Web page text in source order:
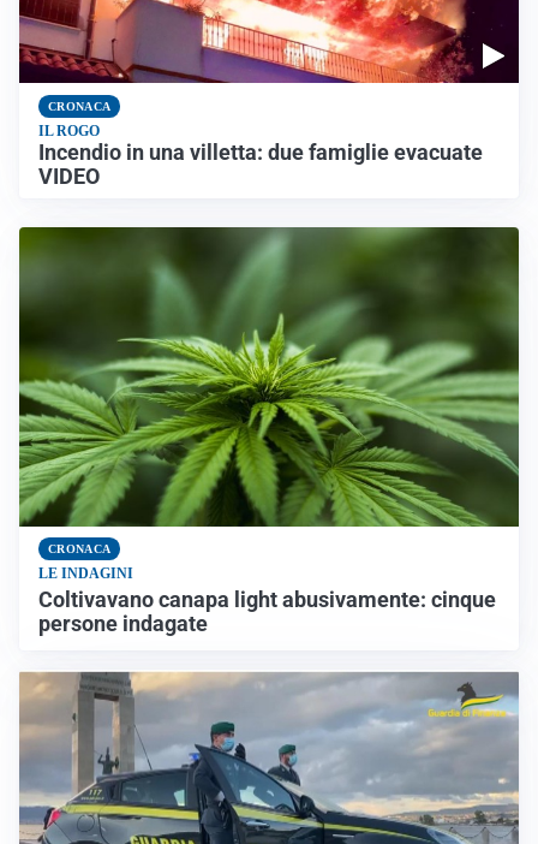
CRONACA
IL ROGO
Incendio in una villetta: due famiglie evacuate
VIDEO
CRONACA
LE INDAGINI
Coltivavano canapa light abusivamente: cinque
persone indagate